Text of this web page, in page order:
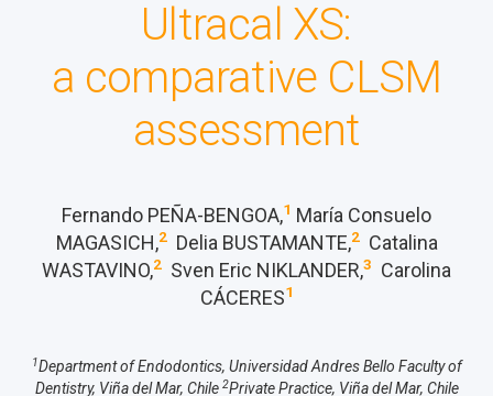
Ultracal XS:
a comparative CLSM
assessment
Fernando PEÑA-BENGOA,1 María Consuelo
MAGASICH,2Delia BUSTAMANTE,2Catalina
WASTAVINO,2 Sven Eric NIKLANDER,3
Carolina
CÁCERES1
1Department of Endodontics, Universidad Andres Bello Faculty of
Dentistry, Viña del Mar, Chile 2Private Practice, Viña del Mar, Chile